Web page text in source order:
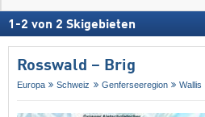
1 -2 von 2 Skigebieten
Rosswald – Brig
Europa Schweiz Genferseeregion Wallis